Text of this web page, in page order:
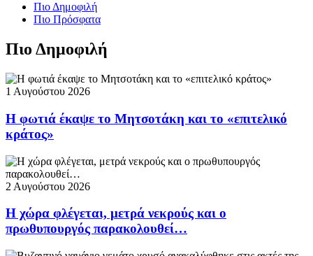
Πιο Δημοφιλή
Πιο Πρόσφατα
Πιο Δημοφιλή
1 Αυγούστου 2026
Η φωτιά έκαψε το Μητσοτάκη και το «επιτελικό
κράτος»
2 Αυγούστου 2026
Η χώρα φλέγεται, μετρά νεκρούς και ο
πρωθυπουργός παρακολουθεί…